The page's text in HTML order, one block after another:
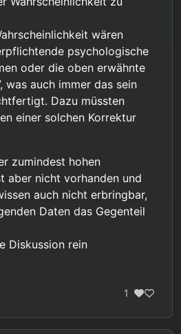
und populistisch
zur Sicherungsverwahrung
Fallzahlen schwerer
weiter verschärft und die
auch immer öfter
Man könnte meinen, daß das
als
durch die Hintertür”
wären
psychologische
oder die oben erwähnte
was auch immer das sein
Dazu müssten
einer solchen Korrektur
zumindest hohen
aber nicht vorhanden und
auch nicht erbringbar,
Daten das Gegenteil
Diskussion rein
1